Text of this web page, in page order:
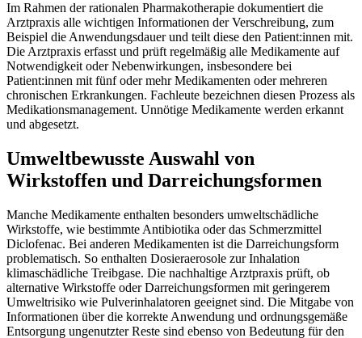
Im Rahmen der rationalen Pharmakotherapie dokumentiert die
Arztpraxis alle wichtigen Informationen der Verschreibung, zum
Beispiel die Anwendungsdauer und teilt diese den Patient:innen mit.
Die Arztpraxis erfasst und prüft regelmäßig alle Medikamente auf
Notwendigkeit oder Nebenwirkungen, insbesondere bei
Patient:innen mit fünf oder mehr Medikamenten oder mehreren
chronischen Erkrankungen. Fachleute bezeichnen diesen Prozess als
Medikationsmanagement. Unnötige Medikamente werden erkannt
und abgesetzt.
Umweltbewusste Auswahl von
Wirkstoffen und Darreichungsformen
Manche Medikamente enthalten besonders umweltschädliche
Wirkstoffe, wie bestimmte Antibiotika oder das Schmerzmittel
Diclofenac. Bei anderen Medikamenten ist die Darreichungsform
problematisch. So enthalten Dosieraerosole zur Inhalation
klimaschädliche Treibgase. Die nachhaltige Arztpraxis prüft, ob
alternative Wirkstoffe oder Darreichungsformen mit geringerem
Umweltrisiko wie Pulverinhalatoren geeignet sind. Die Mitgabe von
Informationen über die korrekte Anwendung und ordnungsgemäße
Entsorgung ungenutzter Reste sind ebenso von Bedeutung für den